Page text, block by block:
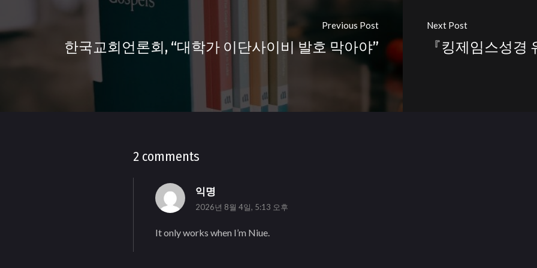
Previous Post
한국교회언론회, “대학가 이단사이비 발호 막아야”
Next Post
『킹제임스성경
2 comments
익명
2026년 8월 4일, 5:13 오후
It only works when I’m Niue.